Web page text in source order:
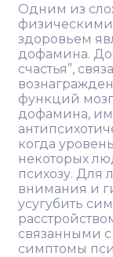
Одним из
здоровьем
дофамина.
счастья”,
функций
дофамина,
когда
некоторых
психозу.
внимания и
усугубить
связанными с
симптомы